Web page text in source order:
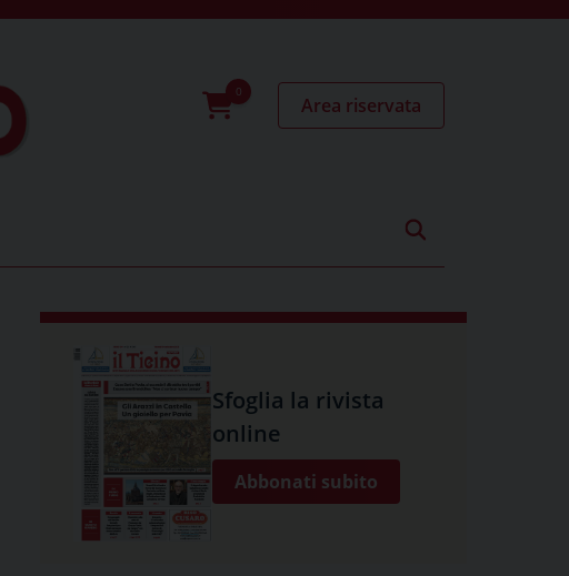
0
Area riservata
Sfoglia la rivista
online
Abbonati subito